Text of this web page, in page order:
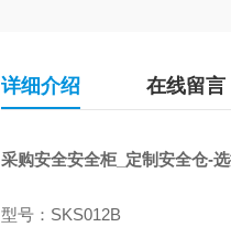
详细介绍 在线留言
采购安全安全柜_定制安全仓-
型号：SKS012B